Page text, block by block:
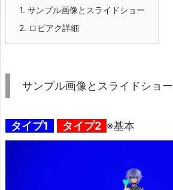
1. サンプル画像とスライドショー
2. ロビアク詳細
サンプル画像とスライドショー
タイプ1 タイプ2 ※基本